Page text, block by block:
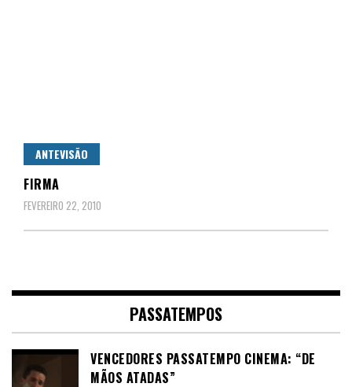
Central Comics
ANTEVISÃO
FIRMA
FEVEREIRO 22, 2010
PASSATEMPOS
VENCEDORES PASSATEMPO CINEMA: “DE
MÃOS ATADAS”